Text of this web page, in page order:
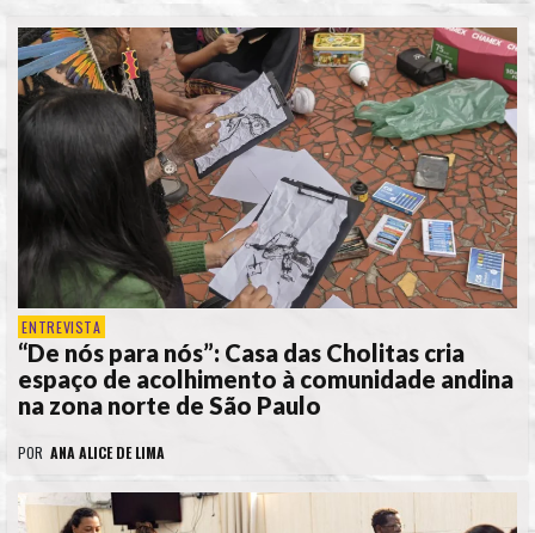
ENTREVISTA
“De nós para nós”: Casa das Cholitas cria
espaço de acolhimento à comunidade andina
na zona norte de São Paulo
POR ANA ALICE DE LIMA